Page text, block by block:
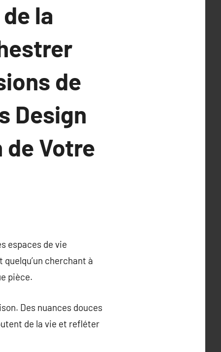
la
de
Design
de Votre
espaces de vie
cherchant à
pièce.
Des nuances douces
de la vie et refléter